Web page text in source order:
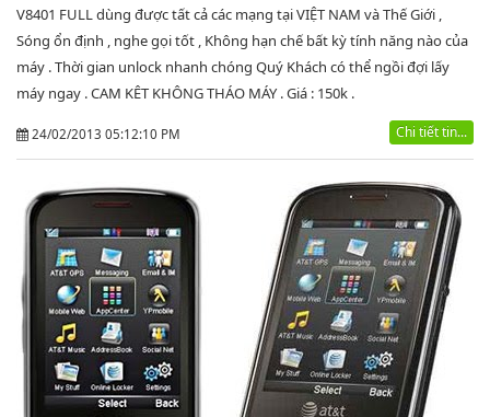
V8401 FULL dùng được tất cả các mạng tại VIỆT NAM và Thế Giới ,
Sóng ổn định , nghe gọi tốt , Không hạn chế bất kỳ tính năng nào của
máy . Thời gian unlock nhanh chóng Quý Khách có thể ngồi đợi lấy
máy ngay . CAM KÊT KHÔNG THÁO MÁY . Giá : 150k .
24/02/2013 05:12:10 PM Chi tiết tin...